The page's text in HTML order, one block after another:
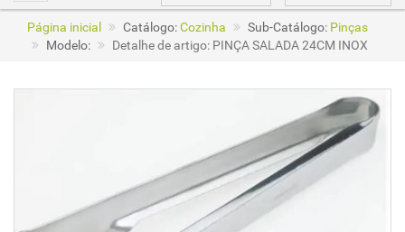
Página inicial Catálogo:Cozinha Sub-Catálogo: Pinças
Modelo:
Detalhe de artigo: PINÇA SALADA 24CM INOX